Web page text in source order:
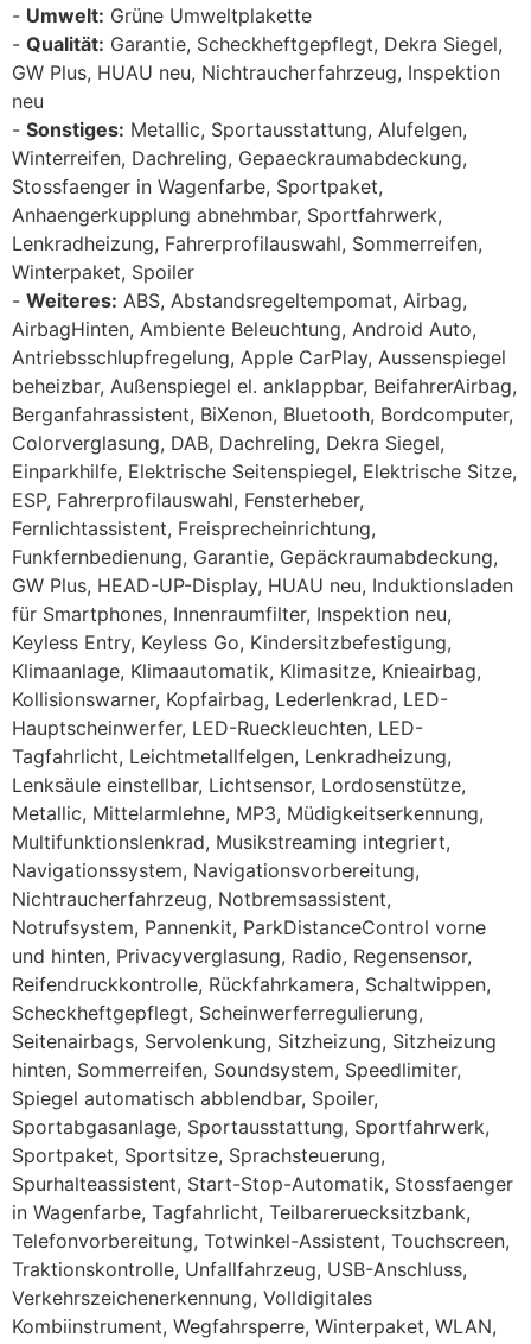
Umwelt: Grüne Umweltplakette
Qualität: Garantie, Scheckheftgepflegt, Dekra Siegel,
GW Plus, HUAU neu, Nichtraucherfahrzeug, Inspektion
neu
Sonstiges: Metallic, Sportausstattung, Alufelgen,
Winterreifen, Dachreling, Gepaeckraumabdeckung,
Stossfaenger in Wagenfarbe, Sportpaket,
Anhaengerkupplung abnehmbar, Sportfahrwerk,
Lenkradheizung, Fahrerprofilauswahl, Sommerreifen,
Winterpaket, Spoiler
Weiteres: ABS, Abstandsregeltempomat, Airbag,
AirbagHinten, Ambiente Beleuchtung, Android Auto,
Antriebsschlupfregelung, Apple CarPlay, Aussenspiegel
beheizbar, Außenspiegel el. anklappbar, BeifahrerAirbag,
Berganfahrassistent, BiXenon, Bluetooth, Bordcomputer,
Colorverglasung, DAB, Dachreling, Dekra Siegel,
Einparkhilfe, Elektrische Seitenspiegel, Elektrische Sitze,
ESP, Fahrerprofilauswahl, Fensterheber,
Fernlichtassistent, Freisprecheinrichtung,
Funkfernbedienung, Garantie, Gepäckraumabdeckung,
GW Plus, HEAD-UP-Display, HUAU neu, Induktionsladen
für Smartphones, Innenraumfilter, Inspektion neu,
Keyless Entry, Keyless Go, Kindersitzbefestigung,
Klimaanlage, Klimaautomatik, Klimasitze, Knieairbag,
Kollisionswarner, Kopfairbag, Lederlenkrad, LED-
Hauptscheinwerfer, LED-Rueckleuchten, LED-
Tagfahrlicht, Leichtmetallfelgen, Lenkradheizung,
Lenksäule einstellbar, Lichtsensor, Lordosenstütze,
Metallic, Mittelarmlehne, MP3, Müdigkeitserkennung,
Multifunktionslenkrad, Musikstreaming integriert,
Navigationssystem, Navigationsvorbereitung,
Nichtraucherfahrzeug, Notbremsassistent,
Notrufsystem, Pannenkit, ParkDistanceControl vorne
und hinten, Privacyverglasung, Radio, Regensensor,
Reifendruckkontrolle, Rückfahrkamera, Schaltwippen,
Scheckheftgepflegt, Scheinwerferregulierung,
Seitenairbags, Servolenkung, Sitzheizung, Sitzheizung
hinten, Sommerreifen, Soundsystem, Speedlimiter,
Spiegel automatisch abblendbar, Spoiler,
Sportabgasanlage, Sportausstattung, Sportfahrwerk,
Sportpaket, Sportsitze, Sprachsteuerung,
Spurhalteassistent, Start-Stop-Automatik, Stossfaenger
in Wagenfarbe, Tagfahrlicht, Teilbareruecksitzbank,
Telefonvorbereitung, Totwinkel-Assistent, Touchscreen,
Traktionskontrolle, Unfallfahrzeug, USB-Anschluss,
Verkehrszeichenerkennung, Volldigitales
Kombiinstrument, Wegfahrsperre, Winterpaket, WLAN,